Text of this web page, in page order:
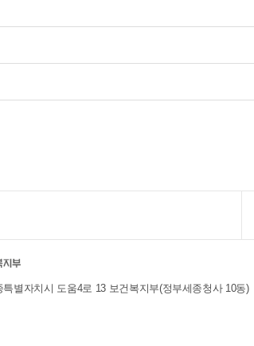
특별자치시 도움4로 13 보건복지부(정부세종청사 10동)